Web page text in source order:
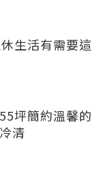
生活有需要這
坪簡約溫馨的
清